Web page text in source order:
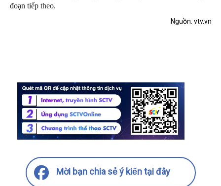
đoạn tiếp theo.
Nguồn: vtv.vn
Mời bạn chia sẻ ý kiến tại đây